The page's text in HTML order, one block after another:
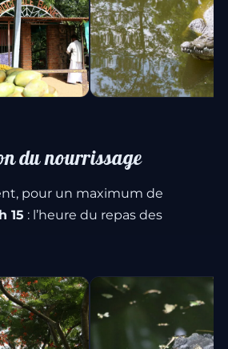
du nourrissage
pour un maximum de
15 : l’heure du repas des